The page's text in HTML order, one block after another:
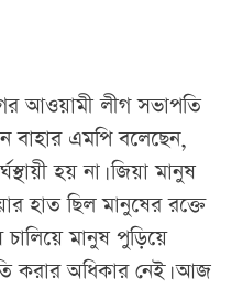
আওয়ামী লীগ সভাপতি
বাহার এমপি বলেছেন,
হয় না। জিয়া মানুষ
হাত ছিল মানুষের রক্তে
চালিয়ে মানুষ পুড়িয়ে
করার অধিকার নেই। আজ